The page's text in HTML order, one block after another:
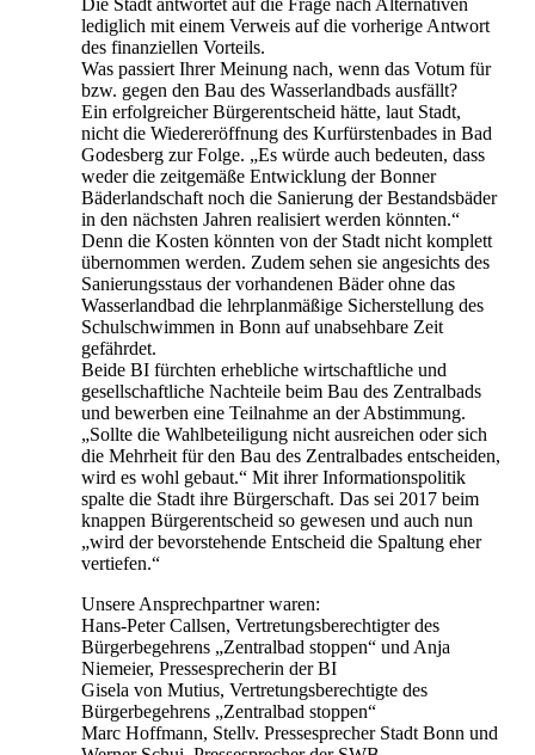
Die Stadt antwortet auf die Frage nach Alternativen
lediglich mit einem Verweis auf die vorherige Antwort
des finanziellen Vorteils.
Was passiert Ihrer Meinung nach, wenn das Votum für
bzw. gegen den Bau des Wasserlandbads ausfällt?
Ein erfolgreicher Bürgerentscheid hätte, laut Stadt,
nicht die Wiedereröffnung des Kurfürstenbades in Bad
Godesberg zur Folge. „Es würde auch bedeuten, dass
weder die zeitgemäße Entwicklung der Bonner
Bäderlandschaft noch die Sanierung der Bestandsbäder
in den nächsten Jahren realisiert werden könnten.“
Denn die Kosten könnten von der Stadt nicht komplett
übernommen werden. Zudem sehen sie angesichts des
Sanierungsstaus der vorhandenen Bäder ohne das
Wasserlandbad die lehrplanmäßige Sicherstellung des
Schulschwimmen in Bonn auf unabsehbare Zeit
gefährdet.
Beide BI fürchten erhebliche wirtschaftliche und
gesellschaftliche Nachteile beim Bau des Zentralbads
und bewerben eine Teilnahme an der Abstimmung.
„Sollte die Wahlbeteiligung nicht ausreichen oder sich
die Mehrheit für den Bau des Zentralbades entscheiden,
wird es wohl gebaut.“ Mit ihrer Informationspolitik
spalte die Stadt ihre Bürgerschaft. Das sei 2017 beim
knappen Bürgerentscheid so gewesen und auch nun
„wird der bevorstehende Entscheid die Spaltung eher
vertiefen.“
Unsere Ansprechpartner waren:
Hans-Peter Callsen, Vertretungsberechtigter des
Bürgerbegehrens „Zentralbad stoppen“ und Anja
Niemeier, Pressesprecherin der BI
Gisela von Mutius, Vertretungsberechtigte des
Bürgerbegehrens „Zentralbad stoppen“
Marc Hoffmann, Stellv. Pressesprecher Stadt Bonn und